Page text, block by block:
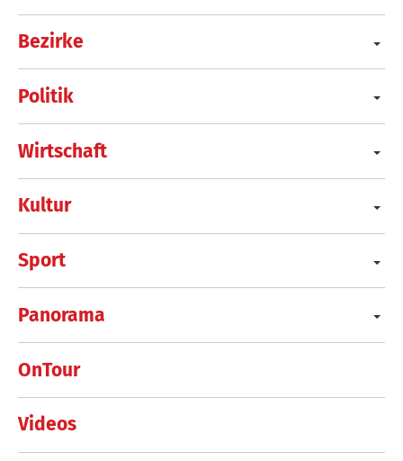
Bezirke
Politik
Wirtschaft
Kultur
Sport
Panorama
OnTour
Videos